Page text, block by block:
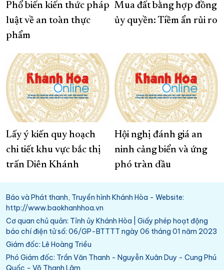
Phổ biến kiến thức pháp
luật về an toàn thực
phẩm
Mua đất bằng hợp đồng
ủy quyền: Tiềm ẩn rủi ro
Lấy ý kiến quy hoạch
chi tiết khu vực bắc thị
trấn Diên Khánh
Hội nghị đánh giá an
ninh cảng biển và ứng
phó tràn dầu
Báo và Phát thanh, Truyền hình Khánh Hòa - Website:
http://www.baokhanhhoa.vn
Cơ quan chủ quản: Tỉnh ủy Khánh Hòa | Giấy phép hoạt động
báo chí điện tử số: 06/GP-BTTTT ngày 06 tháng 01 năm 2023
Giám đốc: Lê Hoàng Triều
Phó Giám đốc: Trần Văn Thanh - Nguyễn Xuân Duy - Cung Phú
Quốc - Võ Thanh Lâm